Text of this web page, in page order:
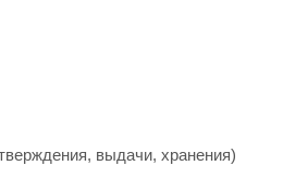
выдачи, хранения)